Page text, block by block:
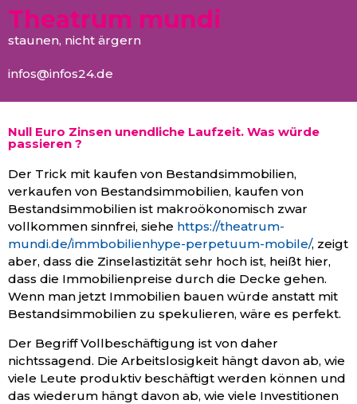
Theatrum mundi
staunen, nicht ärgern
infos@infos24.de
Null Euro Zinsen unendliche Laufzeit. Was würde
passieren ?
Der Trick mit kaufen von Bestandsimmobilien,
verkaufen von Bestandsimmobilien, kaufen von
Bestandsimmobilien ist makroökonomisch zwar
vollkommen sinnfrei, siehe https://theatrum-
mundi.de/immbobilienhype-perpetuum-mobile/, zeigt
aber, dass die Zinselastizität sehr hoch ist, heißt hier,
dass die Immobilienpreise durch die Decke gehen.
Wenn man jetzt Immobilien bauen würde anstatt mit
Bestandsimmobilien zu spekulieren, wäre es perfekt.
Der Begriff Vollbeschäftigung ist von daher
nichtssagend. Die Arbeitslosigkeit hängt davon ab, wie
viele Leute produktiv beschäftigt werden können und
das wiederum hängt davon ab, wie viele Investitionen